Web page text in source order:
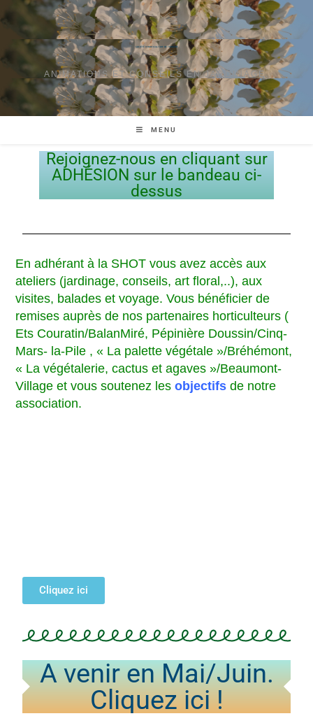
SOCIÉTÉ D'HORTICULTURE DE TOURAINE
ANIMATIONS ET CONSEILS EN JARDINAGE.
MENU
Rejoignez-nous en cliquant sur
ADHÉSION sur le bandeau ci-
dessus
En adhérant à la SHOT vous avez accès aux
ateliers (jardinage, conseils, art floral,..), aux
visites, balades et voyage. Vous bénéficier de
remises auprès de nos partenaires horticulteurs (
Ets Couratin/BalanMiré, Pépinière Doussin/Cinq-
Mars- la-Pile , « La palette végétale »/Bréhémont,
« La végétalerie, cactus et agaves »/Beaumont-
Village et vous soutenez les objectifs de notre
association.
Cliquez ici
A venir en Mai/Juin.
Cliquez ici !